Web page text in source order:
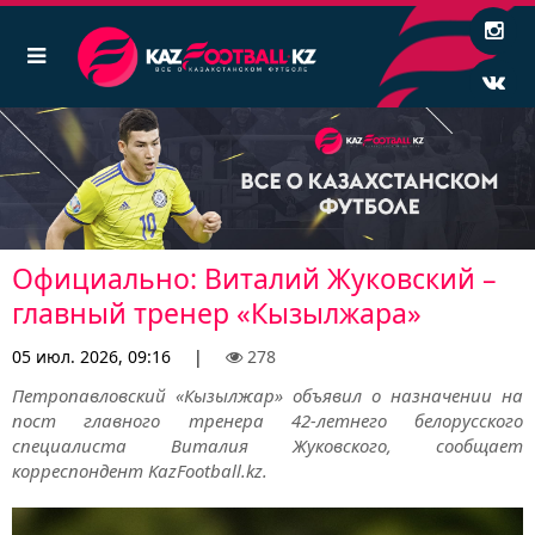
Официально: Виталий Жуковский –
главный тренер «Кызылжара»
05 июл. 2026, 09:16 | 278
Петропавловский «Кызылжар» объявил о назначении на
пост главного тренера 42-летнего белорусского
специалиста Виталия Жуковского, сообщает
корреспондент KazFootball.kz.